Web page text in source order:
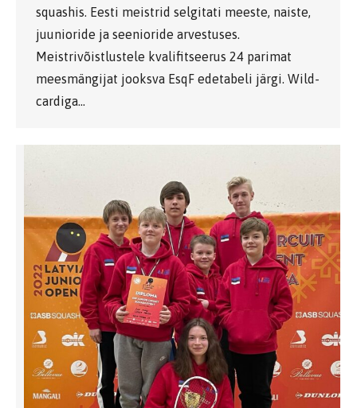
squashis. Eesti meistrid selgitati meeste, naiste,
juunioride ja seenioride arvestuses.
Meistrivõistlustele kvalifitseerus 24 parimat
meesmängijat jooksva EsqF edetabeli järgi. Wild-
cardiga…